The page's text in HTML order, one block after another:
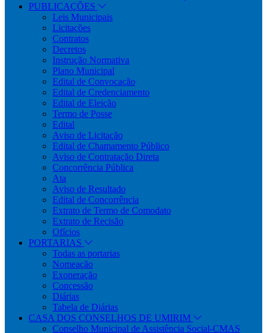
PUBLICAÇÕES
Leis Municipais
Licitações
Contratos
Decretos
Instrução Normativa
Plano Municipal
Edital de Convocação
Edital de Credenciamento
Edital de Eleição
Termo de Posse
Edital
Aviso de Licitação
Edital de Chamamento Público
Aviso de Contratação Direta
Concorrência Pública
Ata
Aviso de Resultado
Edital de Concorrência
Extrato de Termo de Comodato
Extrato de Recisão
Ofícios
PORTARIAS
Todas as portarias
Nomeação
Exoneração
Concessão
Diárias
Tabela de Diárias
CASA DOS CONSELHOS DE UMIRIM
Conselho Municipal de Assistência Social-CMAS